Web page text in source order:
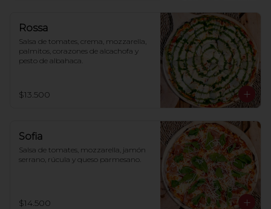
Rossa
Salsa de tomates, crema, mozzarella,
palmitos, corazones de alcachofa y
pesto de albahaca.
$13.500
Sofia
Salsa de tomates, mozzarella, jamón
serrano, rúcula y queso parmesano.
$14.500